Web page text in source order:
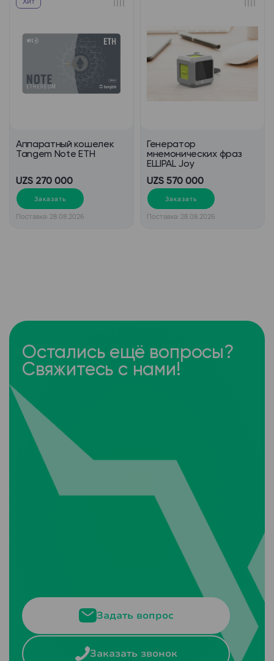
Аппаратный кошелек
Tangem Note ETH
UZS 270 000
Заказать
Поставка: 28.08.2026
Генератор
мнемонических фраз
ELLIPAL Joy
UZS 570 000
Заказать
Поставка: 28.08.2026
Остались ещё вопросы?
Свяжитесь с нами!
Задать вопрос
Заказать звонок